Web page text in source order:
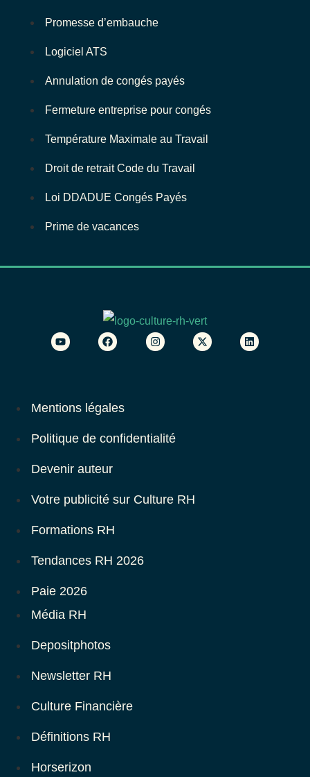
Promesse d’embauche
Logiciel ATS
Annulation de congés payés
Fermeture entreprise pour congés
Température Maximale au Travail
Droit de retrait Code du Travail
Loi DDADUE Congés Payés
Prime de vacances
Mentions légales
Politique de confidentialité
Devenir auteur
Votre publicité sur Culture RH
Formations RH
Tendances RH 2026
Paie 2026
Média RH
Depositphotos
Newsletter RH
Culture Financière
Définitions RH
Horserizon